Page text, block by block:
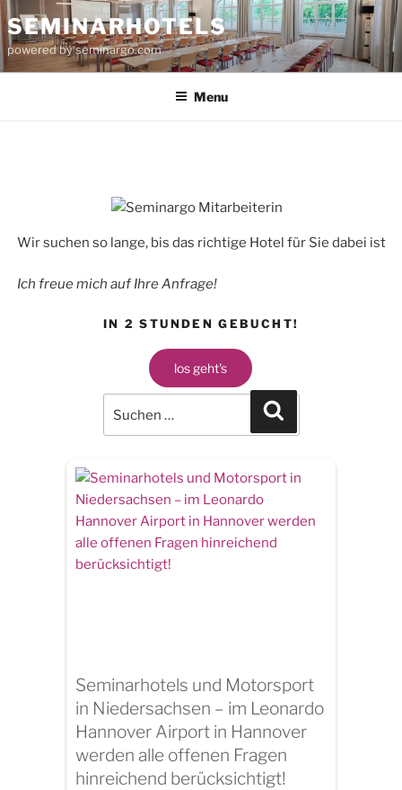
Skip
to
content
SEMINARHOTELS
powered by seminargo.com
Menu
Wir suchen so lange, bis das richtige Hotel für Sie dabei ist
Ich freue mich auf Ihre Anfrage!
IN 2 STUNDEN GEBUCHT!
los geht's
Search
for:
Seminarhotels und Motorsport
in Niedersachsen – im Leonardo
Hannover Airport in Hannover
werden alle offenen Fragen
hinreichend berücksichtigt!